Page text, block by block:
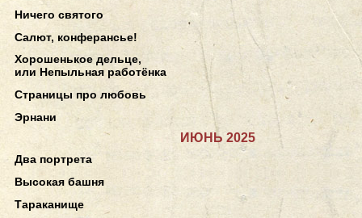
Ничего святого
Салют, конферансье!
Хорошенькое дельце,
или Непыльная работёнка
Страницы про любовь
Эрнани
ИЮНЬ 2025
Два портрета
Высокая башня
Тараканище